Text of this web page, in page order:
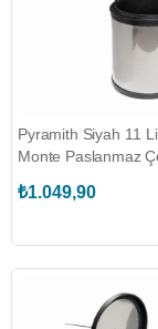
Pyramith Siyah 11
Monte Paslanmaz
₺1.049,90